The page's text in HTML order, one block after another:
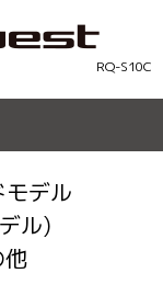
RQ-S10C
デル
ル)
他